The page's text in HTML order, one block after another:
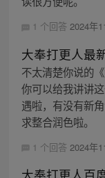
1 个回答 2024年
大奉打更人最
不太清楚你说的
你可以给我讲讲
遇啦，有没有新
求整合润色啦。
1 个回答 2024年
大奉打更人百